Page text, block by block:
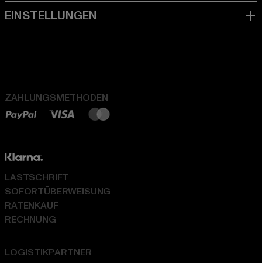
ZAHLUNGSMETHODEN
LOGISTIKPARTNER
LASTSCHRIFT
SOFORTÜBERWEISUNG
RATENKAUF
RECHNUNG